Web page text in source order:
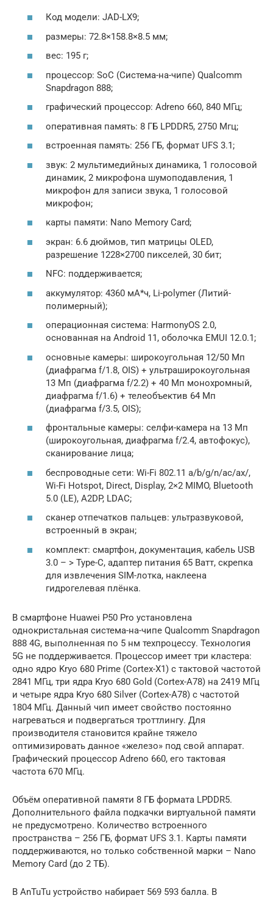
Код модели: JAD-LX9;
размеры: 72.8×158.8×8.5 мм;
вес: 195 г;
процессор: SoC (Система-на-чипе) Qualcomm
Snapdragon 888;
графический процессор: Adreno 660, 840 МГц;
оперативная память: 8 ГБ LPDDR5, 2750 Мгц;
встроенная память: 256 ГБ, формат UFS 3.1;
звук: 2 мультимедийных динамика, 1 голосовой
динамик, 2 микрофона шумоподавления, 1
микрофон для записи звука, 1 голосовой
микрофон;
карты памяти: Nano Memory Card;
экран: 6.6 дюймов, тип матрицы OLED,
разрешение 1228×2700 пикселей, 30 бит;
NFC: поддерживается;
аккумулятор: 4360 мА*ч, Li-polymer (Литий-
полимерный);
операционная система: HarmonyOS 2.0,
основанная на Android 11, оболочка EMUI 12.0.1;
основные камеры: широкоугольная 12/50 Мп
(диафрагма f/1.8, OIS) + ультраширокоугольная
13 Мп (диафрагма f/2.2) + 40 Мп монохромный,
диафрагма f/1.6) + телеобъектив 64 Мп
(диафрагма f/3.5, OIS);
фронтальные камеры: селфи-камера на 13 Мп
(широкоугольная, диафрагма f/2.4, автофокус),
сканирование лица;
беспроводные сети: Wi-Fi 802.11 a/b/g/n/ac/ax/,
Wi-Fi Hotspot, Direct, Display, 2×2 MIMO, Bluetooth
5.0 (LE), A2DP, LDAC;
сканер отпечатков пальцев: ультразвуковой,
встроенный в экран;
комплект: смартфон, документация, кабель USB
3.0 – > Type-C, адаптер питания 65 Ватт, скрепка
для извлечения SIM-лотка, наклеена
гидрогелевая плёнка.
В смартфоне Huawei P50 Pro установлена
однокристальная система-на-чипе Qualcomm Snapdragon
888 4G, выполненная по 5 нм техпроцессу. Технология
5G не поддерживается. Процессор имеет три кластера:
одно ядро Kryo 680 Prime (Cortex-X1) с тактовой частотой
2841 МГц, три ядра Kryo 680 Gold (Cortex-A78) на 2419 МГц
и четыре ядра Kryo 680 Silver (Cortex-A78) с частотой
1804 МГц. Данный чип имеет свойство постоянно
нагреваться и подвергаться троттлингу. Для
производителя становится крайне тяжело
оптимизировать данное «железо» под свой аппарат.
Графический процессор Adreno 660, его тактовая
частота 670 МГц.
Объём оперативной памяти 8 ГБ формата LPDDR5.
Дополнительного файла подкачки виртуальной памяти
не предусмотрено. Количество встроенного
пространства – 256 ГБ, формат UFS 3.1. Карты памяти
поддерживаются, но только собственной марки – Nano
Memory Card (до 2 ТБ).
В AnTuTu устройство набирает 569 593 балла. В